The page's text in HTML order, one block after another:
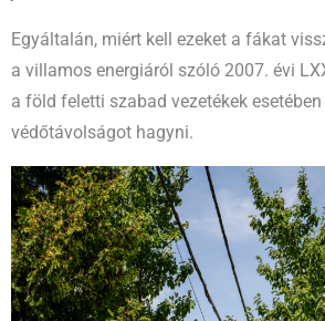
Egyáltalán, miért kell ezeket a fákat
a villamos energiáról szóló 2007. évi
a föld feletti szabad vezetékek
védőtávolságot hagyni.